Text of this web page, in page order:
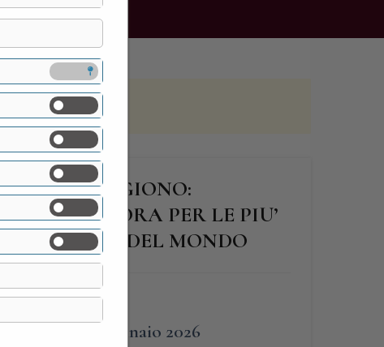
DI OGGIONO:
CHE LAVORA PER LE PIU’
DI MODA DEL MONDO
10 Gennaio 2026